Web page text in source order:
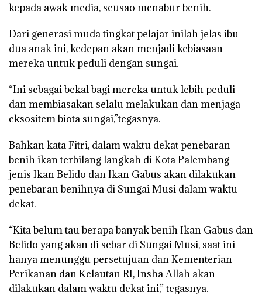
kepada awak media, seusao menabur benih.
Dari generasi muda tingkat pelajar inilah jelas ibu
dua anak ini, kedepan akan menjadi kebiasaan
mereka untuk peduli dengan sungai.
“Ini sebagai bekal bagi mereka untuk lebih peduli
dan membiasakan selalu melakukan dan menjaga
eksositem biota sungai,”tegasnya.
Bahkan kata Fitri, dalam waktu dekat penebaran
benih ikan terbilang langkah di Kota Palembang
jenis Ikan Belido dan Ikan Gabus akan dilakukan
penebaran benihnya di Sungai Musi dalam waktu
dekat.
“Kita belum tau berapa banyak benih Ikan Gabus dan
Belido yang akan di sebar di Sungai Musi, saat ini
hanya menunggu persetujuan dan Kementerian
Perikanan dan Kelautan RI, Insha Allah akan
dilakukan dalam waktu dekat ini,” tegasnya.